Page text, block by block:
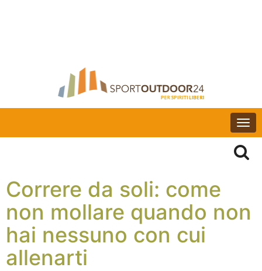
Correre da soli: come
non mollare quando non
hai nessuno con cui
allenarti